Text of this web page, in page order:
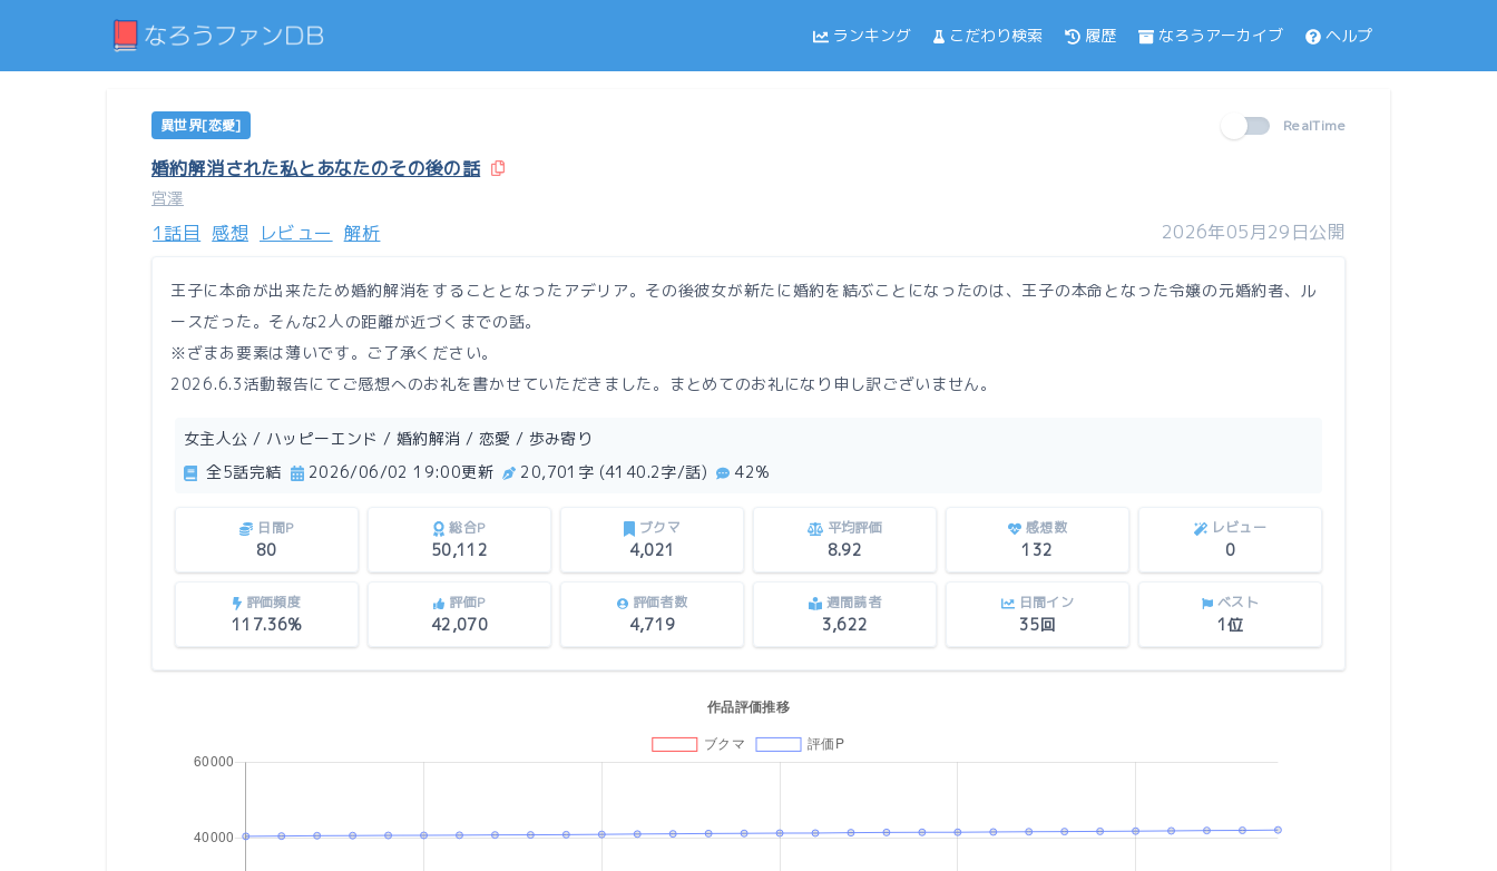
ランキング こだわり検索 履歴 なろうアーカイブ ヘルプ
異世界[恋愛] RealTime
婚約解消された私とあなたのその後の話
宮澤
1話目 感想 レビュー 解析 2026年05月29日公開
王子に本命が出来たため婚約解消をすることとなったアデリア。その後彼女が新たに婚約を結ぶことになったのは、王子の本命となった令嬢の元婚約者、ル
ースだった。そんな2人の距離が近づくまでの話。
※ざまあ要素は薄いです。ご了承ください。
2026.6.3活動報告にてご感想へのお礼を書かせていただきました。まとめてのお礼になり申し訳ございません。
女主人公 / ハッピーエンド / 婚約解消 / 恋愛 / 歩み寄り
全5話完結
2026/06/02 19:00更新 20,701字 (4140.2字/話) 42%
日間P
80
総合P
50,112
ブクマ
4,021
平均評価
8.92
感想数
132
レビュー
0
評価頻度
117.36%
評価P
42,070
評価者数
4,719
週間読者
3,622
日間イン
35回
ベスト
1位